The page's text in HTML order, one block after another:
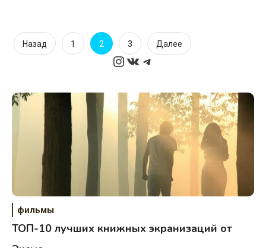
Пагинация
Назад 1 2 3 Далее
Instagram
ВКонтакте
Telegram
фильмы
ТОП-10 лучших книжных экранизаций от